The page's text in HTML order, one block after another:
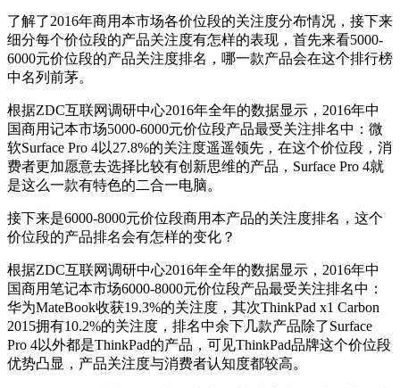
了解了2016年商用本市场各价位段的关注度分布情况，接下来
细分每个价位段的产品关注度有怎样的表现，首先来看5000-
6000元价位段的产品关注度排名，哪一款产品会在这个排行榜
中名列前茅。
根据ZDC互联网调研中心2016年全年的数据显示，2016年中
国商用记本市场5000-6000元价位段产品最受关注排名中：微
软Surface Pro 4以27.8%的关注度遥遥领先，在这个价位段，消
费者更加愿意去选择比较有创新思维的产品，Surface Pro 4就
是这么一款有特色的二合一电脑。
接下来是6000-8000元价位段商用本产品的关注度排名，这个
价位段的产品排名会有怎样的变化？
根据ZDC互联网调研中心2016年全年的数据显示，2016年中
国商用笔记本市场6000-8000元价位段产品最受关注排名中：
华为MateBook收获19.3%的关注度，其次ThinkPad x1 Carbon
2015拥有10.2%的关注度，排名中余下几款产品除了Surface
Pro 4以外都是ThinkPad的产品，可见ThinkPad品牌这个价位段
优势凸显，产品关注度与消费者认知度都较高。